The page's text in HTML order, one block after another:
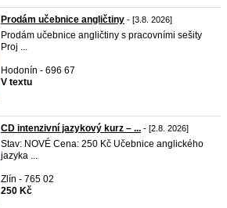
Prodám učebnice angličtiny - [3.8. 2026]
Prodám učebnice angličtiny s pracovními sešity
Proj ...
Hodonín - 696 67
V textu
CD intenzivní jazykový kurz – ... - [2.8. 2026]
Stav: NOVÉ Cena: 250 Kč Učebnice anglického
jazyka ...
Zlín - 765 02
250 Kč